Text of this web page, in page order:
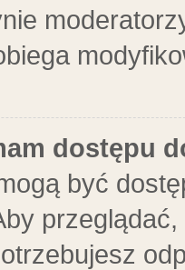
dostępu
być